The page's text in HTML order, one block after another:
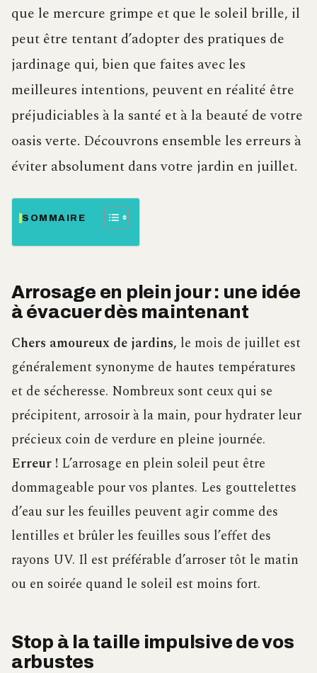
que le mercure grimpe et que le soleil brille, il
peut être tentant d’adopter des pratiques de
jardinage qui, bien que faites avec les
meilleures intentions, peuvent en réalité être
préjudiciables à la santé et à la beauté de votre
oasis verte. Découvrons ensemble les erreurs à
éviter absolument dans votre jardin en juillet.
SOMMAIRE
Arrosage en plein jour : une idée
à évacuer dès maintenant
Chers amoureux de jardins, le mois de juillet est
généralement synonyme de hautes températures
et de sécheresse. Nombreux sont ceux qui se
précipitent, arrosoir à la main, pour hydrater leur
précieux coin de verdure en pleine journée.
Erreur ! L’arrosage en plein soleil peut être
dommageable pour vos plantes. Les gouttelettes
d’eau sur les feuilles peuvent agir comme des
lentilles et brûler les feuilles sous l’effet des
rayons UV. Il est préférable d’arroser tôt le matin
ou en soirée quand le soleil est moins fort.
Stop à la taille impulsive de vos
arbustes